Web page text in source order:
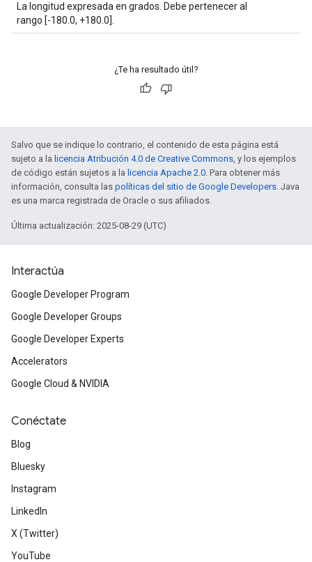
La longitud expresada en grados. Debe pertenecer al
rango [-180.0, +180.0].
¿Te ha resultado útil?
Salvo que se indique lo contrario, el contenido de esta página está
sujeto a la licencia Atribución 4.0 de Creative Commons, y los ejemplos
de código están sujetos a la licencia Apache 2.0. Para obtener más
información, consulta las políticas del sitio de Google Developers. Java
es una marca registrada de Oracle o sus afiliados.
Última actualización: 2025-08-29 (UTC)
Interactúa
Google Developer Program
Google Developer Groups
Google Developer Experts
Accelerators
Google Cloud & NVIDIA
Conéctate
Blog
Bluesky
Instagram
LinkedIn
X (Twitter)
YouTube